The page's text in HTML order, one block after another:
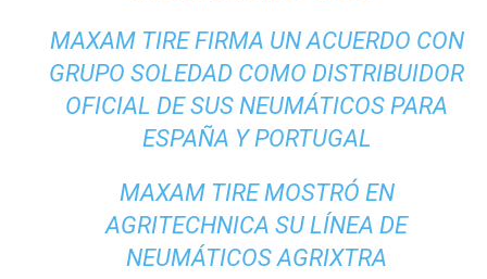
MAXAM TIRE FIRMA UN ACUERDO CON
GRUPO SOLEDAD COMO DISTRIBUIDOR
OFICIAL DE SUS NEUMÁTICOS PARA
ESPAÑA Y PORTUGAL
MAXAM TIRE MOSTRÓ EN
AGRITECHNICA SU LÍNEA DE
NEUMÁTICOS AGRIXTRA